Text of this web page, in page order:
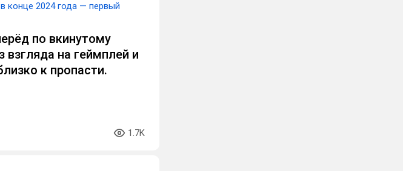
конце 2024 года — первый
по вкинутому
взгляда на геймплей и
к пропасти.
1.7K